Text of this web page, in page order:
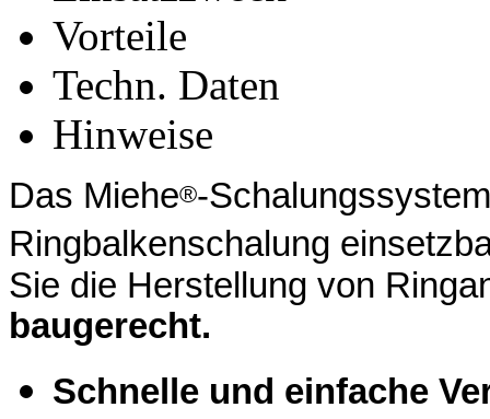
Vorteile
Techn. Daten
Hinweise
Das Miehe®-
Ringbalkenschalung
Sie die Herstellung von
baugerecht.
Schnelle und einfache